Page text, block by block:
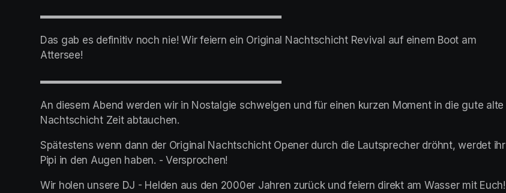
▬▬▬▬▬▬▬▬▬▬▬▬▬▬▬▬▬▬▬▬▬▬▬▬
Das gab es definitiv noch nie! Wir feiern ein Original Nachtschicht Revival auf einem Boot am
Attersee!
▬▬▬▬▬▬▬▬▬▬▬▬▬▬▬▬▬▬▬▬▬▬▬▬
An diesem Abend werden wir in Nostalgie schwelgen und für einen kurzen Moment in die gute alte
Nachtschicht Zeit abtauchen.
Spätestens wenn dann der Original Nachtschicht Opener durch die Lautsprecher dröhnt, werdet ihr
Pipi in den Augen haben. - Versprochen!
Wir holen unsere DJ - Helden aus den 2000er Jahren zurück und feiern direkt am Wasser mit Euch!